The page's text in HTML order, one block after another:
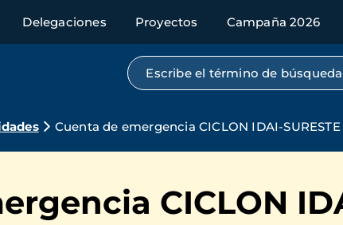
Delegaciones Proyectos Campaña 2026
Búsqueda por texto completo
Cuenta de emergencia CICLON IDAI-SURESTE
CICLON